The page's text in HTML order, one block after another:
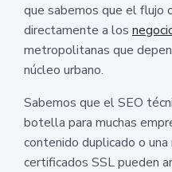
que sabemos que el flujo
directamente a los
metropolitanas que
núcleo urbano.
Sabemos que el SEO
botella para muchas
contenido duplicado o
certificados SSL pueden